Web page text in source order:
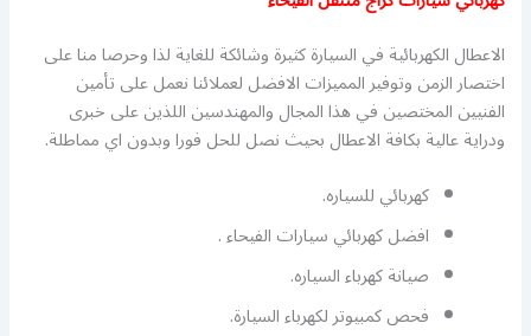
الاعطال الكهربائية في السيارة كثيرة وشائكة للغاية لذا وحرصا منا على
اختصار الزمن وتوفير المميزات الافضل لعملائنا نعمل على تأمين
الفنيين المختصين في هذا المجال والمهندسين اللذين على خبرى
ودراية عالية بكافة الاعطال بحيث نصل للحل فورا وبدون اي مماطلة.
كهربائي للسياره.
افضل كهربائي سيارات الفيحاء .
صيانة كهرباء السياره.
فحص كمبيوتر لكهرباء السيارة.